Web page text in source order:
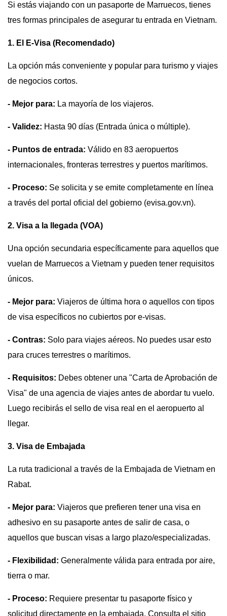
Si estás viajando con un pasaporte de Marruecos, tienes
tres formas principales de asegurar tu entrada en Vietnam.
1. El E-Visa (Recomendado)
La opción más conveniente y popular para turismo y viajes
de negocios cortos.
- Mejor para: La mayoría de los viajeros.
- Validez: Hasta 90 días (Entrada única o múltiple).
- Puntos de entrada: Válido en 83 aeropuertos
internacionales, fronteras terrestres y puertos marítimos.
- Proceso: Se solicita y se emite completamente en línea
a través del portal oficial del gobierno (evisa.gov.vn).
2. Visa a la llegada (VOA)
Una opción secundaria específicamente para aquellos que
vuelan de Marruecos a Vietnam y pueden tener requisitos
únicos.
- Mejor para: Viajeros de última hora o aquellos con tipos
de visa específicos no cubiertos por e-visas.
- Contras: Solo para viajes aéreos. No puedes usar esto
para cruces terrestres o marítimos.
- Requisitos: Debes obtener una "Carta de Aprobación de
Visa" de una agencia de viajes antes de abordar tu vuelo.
Luego recibirás el sello de visa real en el aeropuerto al
llegar.
3. Visa de Embajada
La ruta tradicional a través de la Embajada de Vietnam en
Rabat.
- Mejor para: Viajeros que prefieren tener una visa en
adhesivo en su pasaporte antes de salir de casa, o
aquellos que buscan visas a largo plazo/especializadas.
- Flexibilidad: Generalmente válida para entrada por aire,
tierra o mar.
- Proceso: Requiere presentar tu pasaporte físico y
solicitud directamente en la embajada. Consulta el sitio